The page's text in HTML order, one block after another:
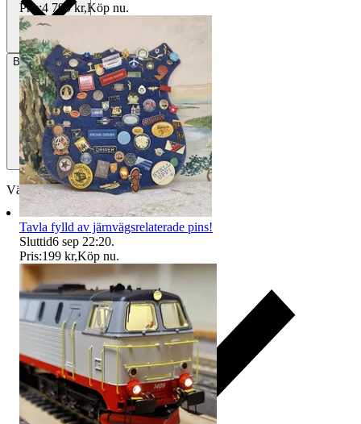
Betalning Via Tradera
Välj till köparskydd
Pris:4 799 kr,Köp nu.
Tavla fylld av järnvägsrelaterade pins!
Sluttid6 sep 22:20.
Pris:199 kr,Köp nu.